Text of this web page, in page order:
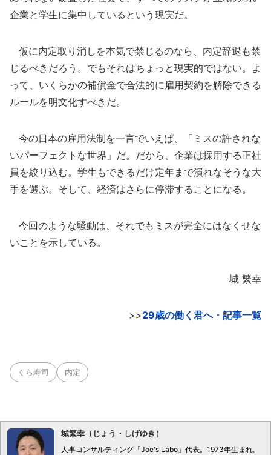
企業と学生に集中しているという現実だ。
仮に内定取り消しを本気で禁じるのなら、内定辞退も禁
じるべきだろう。でもそれはちょっと現実的ではない。よ
って、いくらかの補償金で合法的に雇用契約を解除できる
ルールを明文化すべきだ。
今の日本の雇用法制を一言でいえば、「ミスの許されな
いパーフェクトな世界」だ。だから、企業は採用する正社
員を絞り込む。学生もできるだけ定年まで潰れなそうな大
手を選ぶ。そして、経済はさらに停滞することになる。
今回のような騒動は、それでもミスが完全にはなくせな
いことを示している。
城 繁幸
>>29歳の働く君へ・記事一覧
くら寿司 内定
城繁幸（じょう・しげゆき）
人事コンサルティング「Joe's Labo」代表。1973年生まれ。